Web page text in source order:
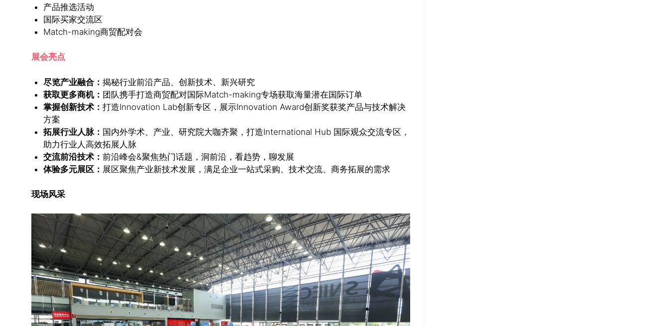
产品推选活动
国际买家交流区
Match-making商贸配对会
展会亮点
尽览产业融合： 揭秘行业前沿产品、创新技术、新兴研究
获取更多商机： 团队携手打造商贸配对国际Match-making专场获取海量潜在国际订单
掌握创新技术： 打造Innovation Lab创新专区，展示Innovation Award创新奖获奖产品与技术解决
方案
拓展行业人脉： 国内外学术、产业、研究院大咖齐聚，打造International Hub 国际观众交流专区，
助力行业人高效拓展人脉
交流前沿技术： 前沿峰会&聚焦热门话题，洞前沿，看趋势，聊发展
体验多元展区： 展区聚焦产业新技术发展，满足企业一站式采购、技术交流、商务拓展的需求
现场风采